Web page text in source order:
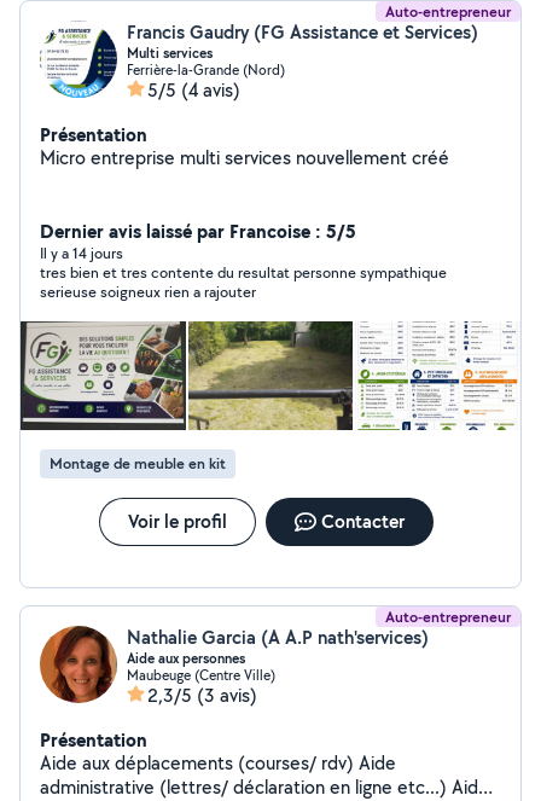
Auto-entrepreneur
Francis Gaudry (FG Assistance et Services)
Multi services
Ferrière-la-Grande (Nord)
5/5 (4 avis)
Présentation
Micro entreprise multi services nouvellement créé
Dernier avis laissé par Francoise : 5/5
Il y a 14 jours
tres bien et tres contente du resultat personne sympathique
serieuse soigneux rien a rajouter
Montage de meuble en kit
Voir le profil Contacter
Auto-entrepreneur
Nathalie Garcia (A A.P nath'services)
Aide aux personnes
Maubeuge (Centre Ville)
2,3/5 (3 avis)
Présentation
Aide aux déplacements (courses/ rdv) Aide
administrative (lettres/ déclaration en ligne etc...) Aide